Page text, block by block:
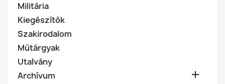
Militária
Kiegészítők
Szakirodalom
Műtárgyak
Utalvány
Archívum
